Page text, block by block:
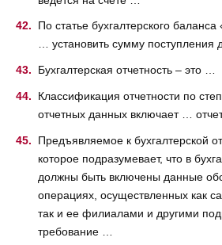
По статье бухгалтерского
… установить сумму поступления
Бухгалтерская отчетность – это …
Классификация отчетности по
отчетных данных включает …
Предъявляемое к бухгалтерской
которое подразумевает, что в
должны быть включены данные
операциях, осуществленных как
так и ее филиалами и другими
требование …